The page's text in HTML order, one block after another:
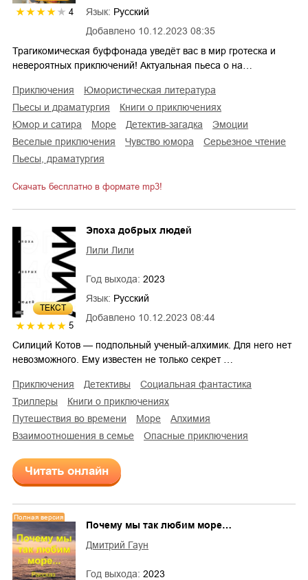
4
Добавлено 10.12.2023 08:35
Язык: Русский
Трагикомическая буффонада уведёт вас в мир гротеска и
невероятных приключений! Актуальная пьеса о на…
приключения
юмористическая литература
пьесы и драматургия
книги о приключениях
юмор и сатира
море детектив-загадка
эмоции
веселые приключения
чувство юмора
серьезное чтение
пьесы, драматургия
Скачать бесплатно в формате mp3!
ТЕКСТ
5
Добавлено 10.12.2023 08:44
Эпоха добрых людей
Лили Лили
Год выхода: 2023
Язык: Русский
Силиций Котов — подпольный ученый-алхимик. Для него нет
невозможного. Ему известен не только секрет …
приключения детективы
социальная фантастика
триллеры
книги о приключениях
путешествия во времени
море
алхимия
взаимоотношения в семье
опасные приключения
Читать онлайн
Полная версия
Почему мы так любим море…
Дмитрий Гаун
Год выхода: 2023